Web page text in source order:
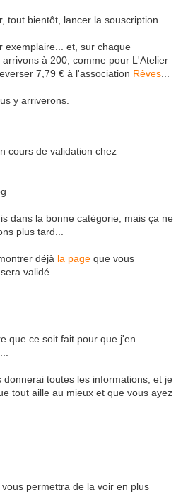
tout bientôt, lancer la souscription
exemplaire ... et, sur chaque
à 200, comme pour L'Atelier
7,79 € à l'association Rêves
y arriverons.
cours de validation chez
dans la bonne catégorie, mais ça ne
plus tard...
déjà la page que vous
validé.
que ce soit fait pour que j'en
donnerai toutes les informations, et je
tout aille au mieux et que vous ayez
permettra de la voir en plus